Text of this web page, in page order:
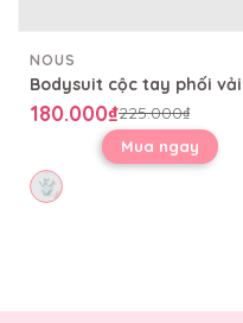
NOUS
180.000₫225.000₫
Mua ngay